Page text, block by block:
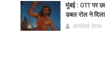
मुंबई : OTT पर
डबल रोल ने
आर्यावर्त डेस्क